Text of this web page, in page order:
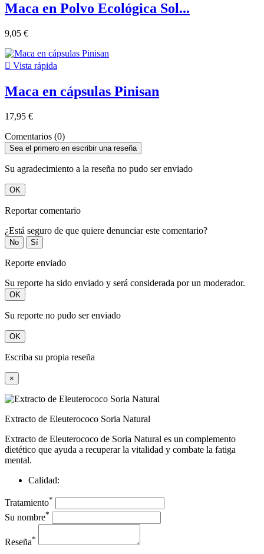
Maca en Polvo Ecológica Sol...
9,05 €
 Vista rápida
Maca en cápsulas Pinisan
17,95 €
Comentarios (0)
Sea el primero en escribir una reseña
Su agradecimiento a la reseña no pudo ser enviado
OK
Reportar comentario
¿Está seguro de que quiere denunciar este comentario?
No Sí
Reporte enviado
Su reporte ha sido enviado y será considerada por un moderador.
OK
Su reporte no pudo ser enviado
OK
Escriba su propia reseña
×
Extracto de Eleuterococo Soria Natural
Extracto de Eleuterococo de Soria Natural es un complemento
dietético que ayuda a recuperar la vitalidad y combate la fatiga
mental.
Calidad:
Tratamiento*
Su nombre*
Reseña*